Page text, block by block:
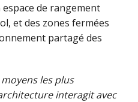
de rangement
et des zones fermées
partagé des
les plus
interagit avec